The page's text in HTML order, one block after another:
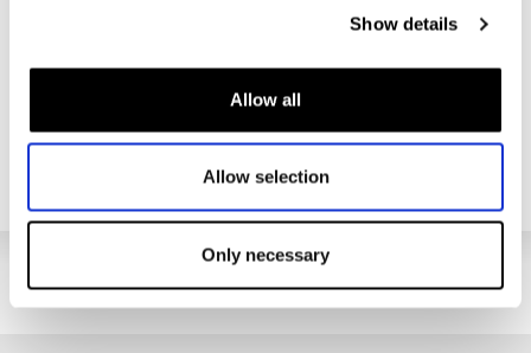
Show details
Allow all
Allow selection
Only necessary
In winkelwagen